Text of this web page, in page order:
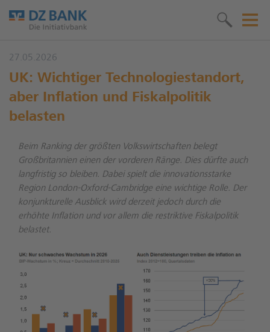
27.05.2026
UK: Wichtiger Technologiestandort,
aber Inflation und Fiskalpolitik
belasten
Beim Ranking der größten Volkswirtschaften belegt
Großbritannien einen der vorderen Ränge. Dies dürfte auch
langfristig so bleiben. Dabei spielt die innovationsstarke
Region London-Oxford-Cambridge eine wichtige Rolle. Der
konjunkturelle Ausblick wird derzeit jedoch durch die
erhöhte Inflation und vor allem die restriktive Fiskalpolitik
belastet.